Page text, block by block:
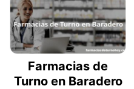
Farmacias de
Turno en Baradero